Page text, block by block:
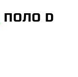
ПОЛО D